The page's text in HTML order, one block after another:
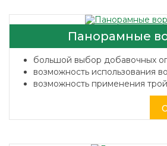
Панорамные
большой выбор добавочных
возможность использования
возможность применения